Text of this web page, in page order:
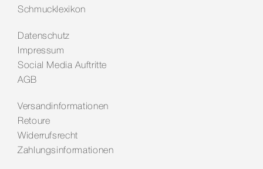
Schmucklexikon
Datenschutz
Impressum
Social Media Auftritte
AGB
Versandinformationen
Retoure
Widerrufsrecht
Zahlungsinformationen